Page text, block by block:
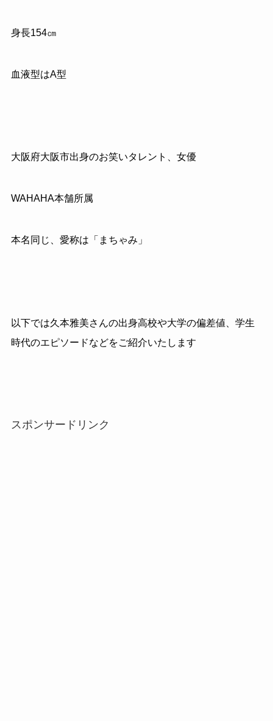
身長154㎝
血液型はA型
大阪府大阪市出身のお笑いタレント、女優
WAHAHA本舗所属
本名同じ、愛称は「まちゃみ」
以下では久本雅美さんの出身高校や大学の偏差値、学生
時代のエピソードなどをご紹介いたします
スポンサードリンク